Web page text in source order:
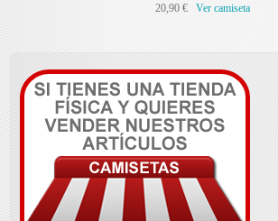
20,90 € Ver camiseta